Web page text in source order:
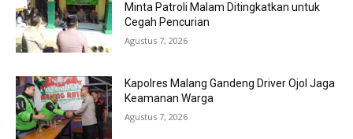
Minta Patroli Malam Ditingkatkan untuk
Cegah Pencurian
Agustus 7, 2026
Kapolres Malang Gandeng Driver Ojol Jaga
Keamanan Warga
Agustus 7, 2026